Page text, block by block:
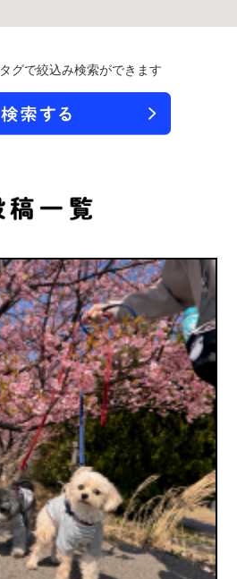
グで絞込み検索ができます